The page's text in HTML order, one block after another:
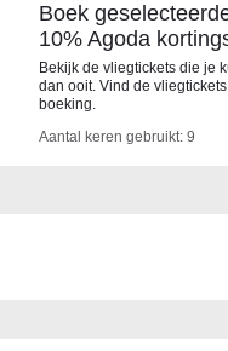
Boek
10% Agoda
Bekijk de vliegtickets die je
dan ooit. Vind de
boeking.
Aantal keren gebruikt: 9